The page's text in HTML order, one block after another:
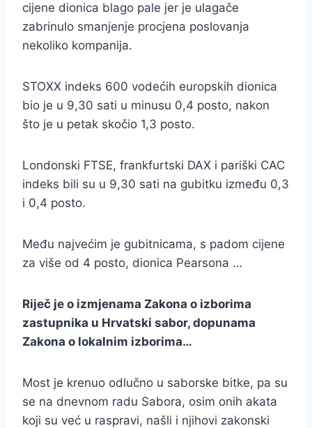
cijene dionica blago pale jer je ulagače
zabrinulo smanjenje procjena poslovanja
nekoliko kompanija.
STOXX indeks 600 vodećih europskih dionica
bio je u 9,30 sati u minusu 0,4 posto, nakon
što je u petak skočio 1,3 posto.
Londonski FTSE, frankfurtski DAX i pariški CAC
indeks bili su u 9,30 sati na gubitku između 0,3
i 0,4 posto.
Među najvećim je gubitnicama, s padom cijene
za više od 4 posto, dionica Pearsona …
Riječ je o izmjenama Zakona o izborima
zastupnika u Hrvatski sabor, dopunama
Zakona o lokalnim izborima…
Most je krenuo odlučno u saborske bitke, pa su
se na dnevnom radu Sabora, osim onih akata
koji su već u raspravi, našli i njihovi zakonski